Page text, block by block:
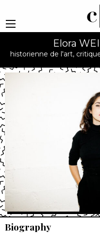
Elora
historienne de l'art,
Biography